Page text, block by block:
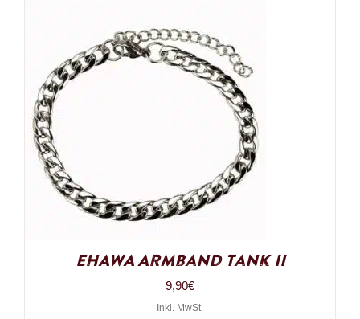
EHAWA Armband Tank II
9,90€
Inkl. MwSt.